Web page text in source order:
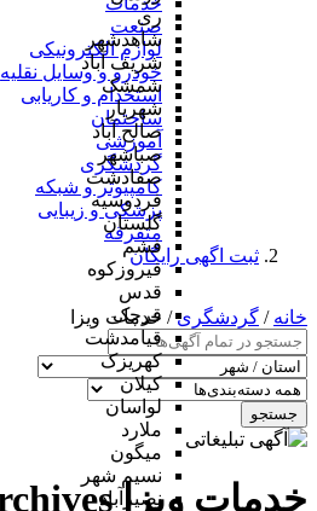
ری
شاهدشهر
شریف آباد
شمشک
شهریار
صالح آباد
صباشهر
صفادشت
فردوسیه
گلستان
فشم
فیروزکوه
قدس
قرچک
قیامدشت
کهریزک
کیلان
لواسان
ملارد
میگون
نسیم شهر
نصیرآباد
صنعت
لوازم الکترونیکی
خودرو و وسایل نقلیه
استخدام و کاریابی
ساختمان
آموزشی
گردشگری
کامپیوتر و شبکه
پزشکی و زیبایی
متفرقه
ثبت اگهی رایگان
خانه / گردشگری/ خدمات ویزا
جستجو